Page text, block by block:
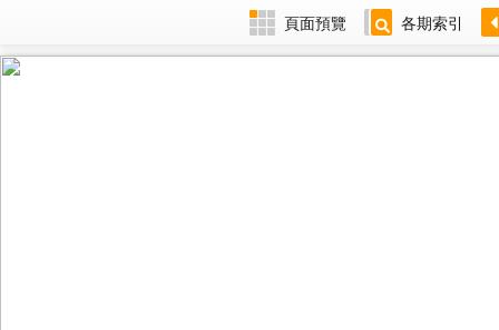
頁面預覽 各期索引